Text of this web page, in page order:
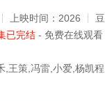
上映时间： 2026
已完结 - 免费在线观看
,王策,冯雷,小爱,杨凯